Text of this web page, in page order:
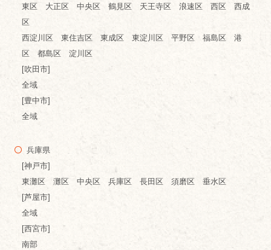
東区 大正区 中央区 鶴見区 天王寺区 浪速区 西区 西成
区
西淀川区 東住吉区 東成区 東淀川区 平野区 福島区 港
区 都島区 淀川区
[吹田市]
全域
[豊中市]
全域
兵庫県
[神戸市]
東灘区 灘区 中央区 兵庫区 長田区 須磨区 垂水区
[芦屋市]
全域
[西宮市]
南部